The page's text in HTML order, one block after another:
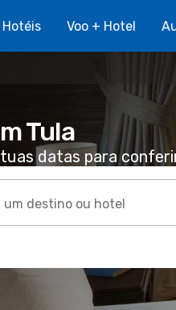
Hotéis Voo + Hotel
Tula
datas para
um destino ou hotel